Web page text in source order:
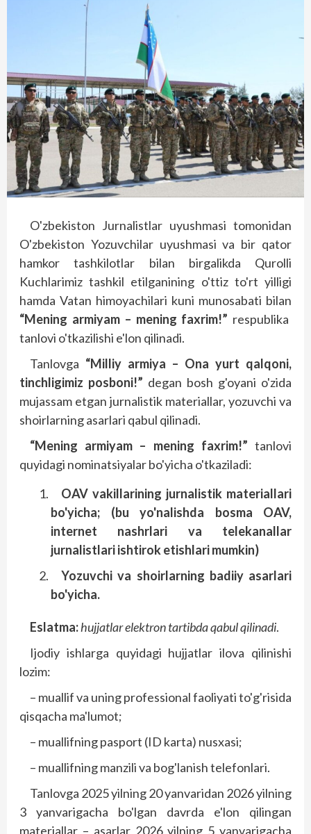
O'zbekiston Jurnalistlar uyushmasi tomonidan
O'zbekiston Yozuvchilar uyushmasi va bir qator
hamkor tashkilotlar bilan birgalikda Qurolli
Kuchlarimiz tashkil etilganining o'ttiz to'rt yilligi
hamda Vatan himoyachilari kuni munosabati bilan
“Mening armiyam – mening faxrim!” respublika
tanlovi o'tkazilishi e'lon qilinadi.
Tanlovga “Milliy armiya – Ona yurt qalqoni,
tinchligimiz posboni!” degan bosh g'oyani o'zida
mujassam etgan jurnalistik materiallar, yozuvchi va
shoirlarning asarlari qabul qilinadi.
“Mening armiyam – mening faxrim!” tanlovi
quyidagi nominatsiyalar bo'yicha o'tkaziladi:
OAV vakillarining jurnalistik materiallari
bo'yicha; (bu yo'nalishda bosma OAV,
internet nashrlari va telekanallar
jurnalistlari ishtirok etishlari mumkin)
Yozuvchi va shoirlarning badiiy asarlari
bo'yicha.
Eslatma:hujjatlar elektron tartibda qabul qilinadi.
Ijodiy ishlarga quyidagi hujjatlar ilova qilinishi
lozim:
– muallif va uning professional faoliyati to'g'risida
qisqacha ma'lumot;
– muallifning pasport (ID karta) nusxasi;
– muallifning manzili va bog'lanish telefonlari.
Tanlovga 2025 yilning 20 yanvaridan 2026 yilning
3 yanvarigacha bo'lgan davrda e'lon qilingan
materiallar – asarlar 2026 yilning 5 yanvarigacha